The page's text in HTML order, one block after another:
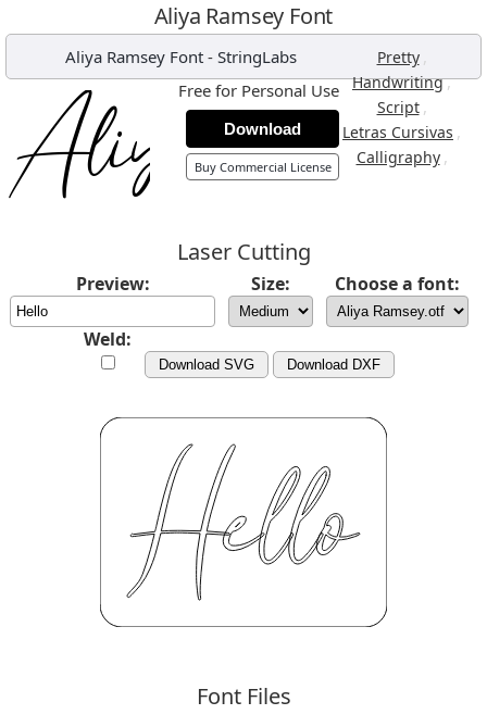
Aliya Ramsey Font
Aliya Ramsey Font - StringLabs Pretty ,
Handwriting,
Script ,
Letras Cursivas ,
Calligraphy ,
Free for Personal Use
Download
Buy Commercial License
Laser Cutting
Preview: Size: Choose a font:
Weld:
Download SVG Download DXF
Font Files